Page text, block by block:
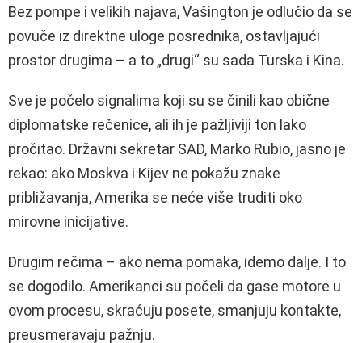
Bez pompe i velikih najava, Vašington je odlučio da se
povuče iz direktne uloge posrednika, ostavljajući
prostor drugima – a to „drugi“ su sada Turska i Kina.
Sve je počelo signalima koji su se činili kao obične
diplomatske rečenice, ali ih je pažljiviji ton lako
pročitao. Državni sekretar SAD, Marko Rubio, jasno je
rekao: ako Moskva i Kijev ne pokažu znake
približavanja, Amerika se neće više truditi oko
mirovne inicijative.
Drugim rečima – ako nema pomaka, idemo dalje. I to
se dogodilo. Amerikanci su počeli da gase motore u
ovom procesu, skraćuju posete, smanjuju kontakte,
preusmeravaju pažnju.